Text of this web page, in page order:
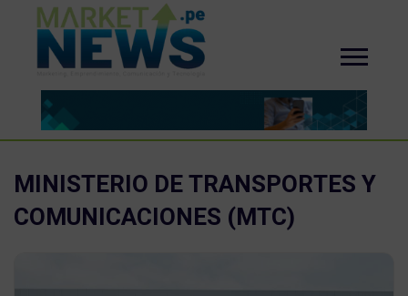
MINISTERIO DE TRANSPORTES Y
COMUNICACIONES (MTC)